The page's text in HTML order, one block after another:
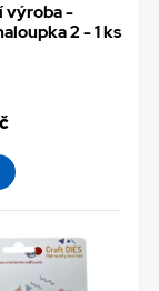
výroba -
2 - 1 ks